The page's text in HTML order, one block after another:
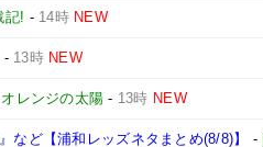
記! - 14時 NEW
- 13時 NEW
オレンジの太陽 - 13時 NEW
など【浦和レッズネタまとめ(8/8)】 -